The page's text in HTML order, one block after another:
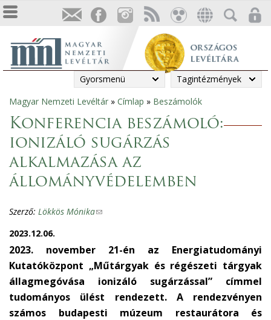
Gyorsmenü Tagintézmények
Jelenlegi
hely
Magyar Nemzeti Levéltár » Címlap » Beszámolók
Konferencia beszámoló:
ionizáló sugárzás
alkalmazása az
állományvédelemben
Szerző: Lökkös Mónika(
k
e
n
2023.12.06.
2023. november 21-én az Energiatudományi
Kutatóközpont „Műtárgyak és régészeti tárgyak
állagmegóvása ionizáló sugárzással” címmel
tudományos ülést rendezett. A rendezvényen
számos budapesti múzeum restaurátora és